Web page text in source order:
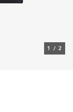
1 / 2